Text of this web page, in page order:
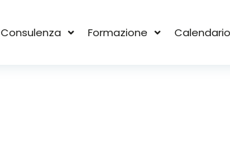
Consulenza Formazione